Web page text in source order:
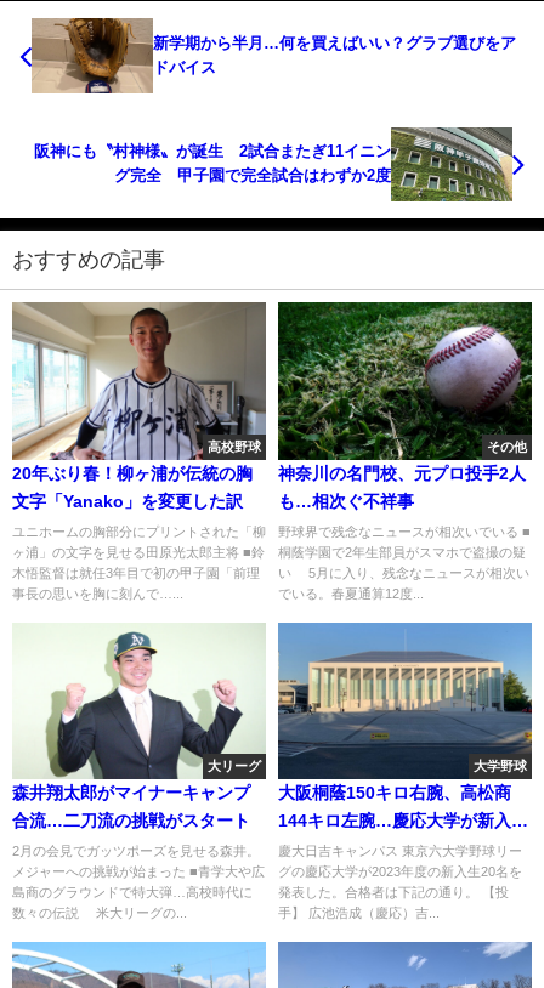
新学期から半月…何を買えばいい？グラブ選びをア
ドバイス
阪神にも〝村神様〟が誕生 2試合またぎ11イニン
グ完全 甲子園で完全試合はわずか2度
おすすめの記事
高校野球
20年ぶり春！柳ヶ浦が伝統の胸
文字「Yanako」を変更した訳
ユニホームの胸部分にプリントされた「柳
ヶ浦」の文字を見せる田原光太郎主将 ■鈴
木悟監督は就任3年目で初の甲子園「前理
事長の思いを胸に刻んで…...
その他
神奈川の名門校、元プロ投手2人
も…相次ぐ不祥事
野球界で残念なニュースが相次いでいる ■
桐蔭学園で2年生部員がスマホで盗撮の疑
い 5月に入り、残念なニュースが相次い
でいる。春夏通算12度...
大リーグ
森井翔太郎がマイナーキャンプ
合流…二刀流の挑戦がスタート
2月の会見でガッツポーズを見せる森井。
メジャーへの挑戦が始まった ■青学大や広
島商のグラウンドで特大弾…高校時代に
数々の伝説 米大リーグの...
大学野球
大阪桐蔭150キロ右腕、高松商
144キロ左腕…慶応大学が新入生
20人を発表
慶大日吉キャンパス 東京六大学野球リー
グの慶応大学が2023年度の新入生20名を
発表した。合格者は下記の通り。 【投
手】 広池浩成（慶応）吉...